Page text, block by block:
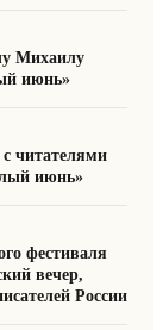
Михаилу
июнь»
читателями
июнь»
фестиваля
вечер,
России